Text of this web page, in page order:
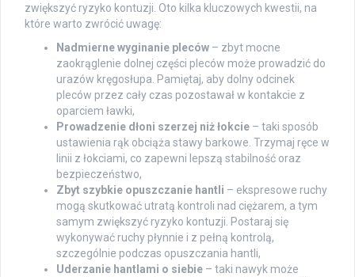
zwiększyć ryzyko kontuzji. Oto kilka kluczowych kwestii, na
które warto zwrócić uwagę:
Nadmierne wyginanie pleców – zbyt mocne
zaokrąglenie dolnej części pleców może prowadzić do
urazów kręgosłupa. Pamiętaj, aby dolny odcinek
pleców przez cały czas pozostawał w kontakcie z
oparciem ławki,
Prowadzenie dłoni szerzej niż łokcie – taki sposób
ustawienia rąk obciąża stawy barkowe. Trzymaj ręce w
linii z łokciami, co zapewni lepszą stabilność oraz
bezpieczeństwo,
Zbyt szybkie opuszczanie hantli – ekspresowe ruchy
mogą skutkować utratą kontroli nad ciężarem, a tym
samym zwiększyć ryzyko kontuzji. Postaraj się
wykonywać ruchy płynnie i z pełną kontrolą,
szczególnie podczas opuszczania hantli,
Uderzanie hantlami o siebie – taki nawyk może